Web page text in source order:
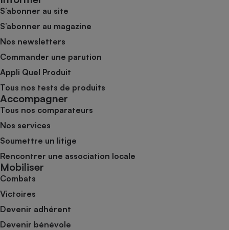
S’abonner au site
S’abonner au magazine
Nos newsletters
Commander une parution
Appli Quel Produit
Tous nos tests de produits
Accompagner
Tous nos comparateurs
Nos services
Soumettre un litige
Rencontrer une association locale
Mobiliser
Combats
Victoires
Devenir adhérent
Devenir bénévole